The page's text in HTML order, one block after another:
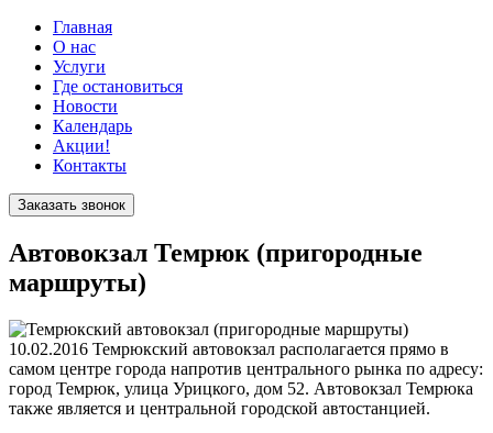
Главная
О нас
Услуги
Где остановиться
Новости
Календарь
Акции!
Контакты
Заказать звонок
Автовокзал Темрюк (пригородные
маршруты)
10.02.2016 Темрюкский автовокзал располагается прямо в
самом центре города напротив центрального рынка по адресу:
город Темрюк, улица Урицкого, дом 52. Автовокзал Темрюка
также является и центральной городской автостанцией.